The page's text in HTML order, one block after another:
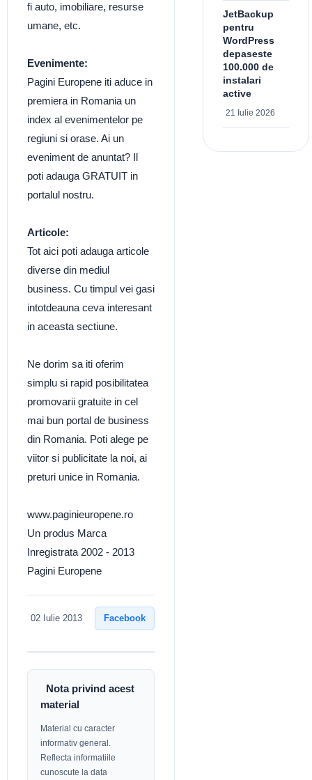
fi auto, imobiliare, resurse
umane, etc.
Evenimente:
Pagini Europene iti aduce in
premiera in Romania un
index al evenimentelor pe
regiuni si orase. Ai un
eveniment de anuntat? Il
poti adauga GRATUIT in
portalul nostru.
Articole:
Tot aici poti adauga articole
diverse din mediul
business. Cu timpul vei gasi
intotdeauna ceva interesant
in aceasta sectiune.
Ne dorim sa iti oferim
simplu si rapid posibilitatea
promovarii gratuite in cel
mai bun portal de business
din Romania. Poti alege pe
viitor si publicitate la noi, ai
preturi unice in Romania.
www.paginieuropene.ro
Un produs Marca
Inregistrata 2002 - 2013
Pagini Europene
02 Iulie 2013 Facebook
Nota privind acest
material
Material cu caracter
informativ general.
Reflecta informatiile
cunoscute la data
JetBackup
pentru
WordPress
depaseste
100.000 de
instalari
active
21 Iulie 2026